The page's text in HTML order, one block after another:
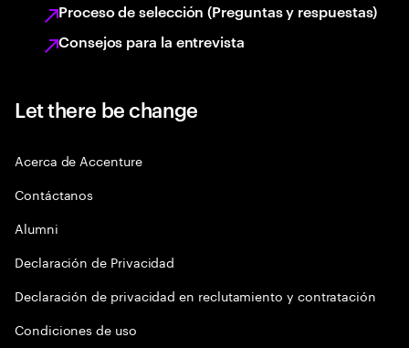
Proceso de selección (Preguntas y respuestas)
Consejos para la entrevista
Let there be change
Acerca de Accenture
Contáctanos
Alumni
Declaración de Privacidad
Declaración de privacidad en reclutamiento y contratación
Condiciones de uso